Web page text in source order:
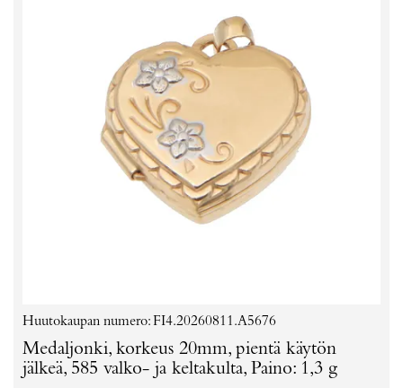
Huutokaupan numero: FI4.20260811.A5676
Medaljonki, korkeus 20mm, pientä käytön
jälkeä, 585 valko- ja keltakulta, Paino: 1,3 g